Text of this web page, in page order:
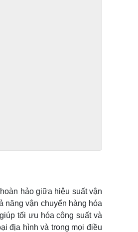
hảo giữa hiệu suất vận
năng vận chuyển hàng hóa
tối ưu hóa công suất và
địa hình và trong mọi điều